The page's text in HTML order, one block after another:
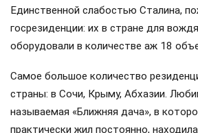
Единственной слабостью Сталина,
госрезиденции: их в стране для
оборудовали в количестве аж 18
Самое большое количество
страны: в Сочи, Крыму, Абхазии.
называемая «Ближняя дача», в
практически жил постоянно,